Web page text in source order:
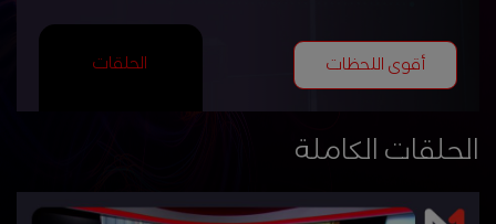
أقوى اللحظات الحلقات
الحلقات الكاملة